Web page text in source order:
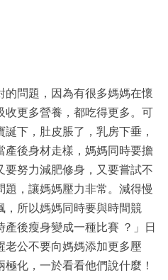
的問題，因為有很多媽媽在懷
收更多營養，都吃得更多。可
下，肚皮脹了，乳房下垂，
產後身材走樣，媽媽同時要擔
要努力減肥修身，又要嘗試不
題，讓媽媽壓力非常。減得慢
，所以媽媽同時要與時間競
後瘦身變成一種比賽 ？」日
老公不要向媽媽添加更多壓
化，一於看看他們說什麼！